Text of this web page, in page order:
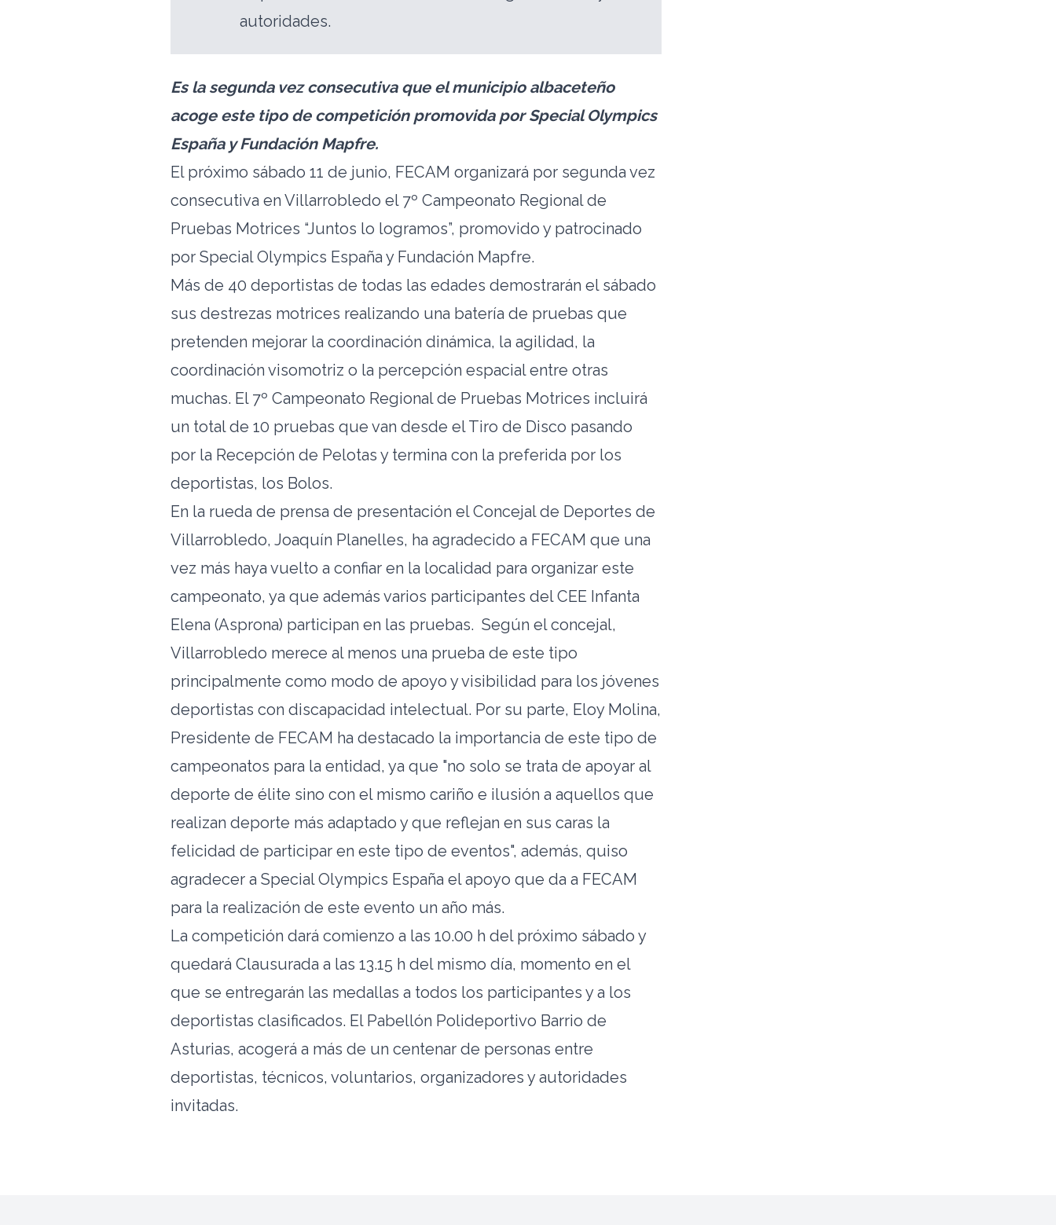
autoridades.
Es la segunda vez consecutiva que el municipio albaceteño
acoge este tipo de competición promovida por Special Olympics
España y Fundación Mapfre.
El próximo sábado 11 de junio, FECAM organizará por segunda vez
consecutiva en Villarrobledo el 7º Campeonato Regional de
Pruebas Motrices “Juntos lo logramos”, promovido y patrocinado
por Special Olympics España y Fundación Mapfre.
Más de 40 deportistas de todas las edades demostrarán el sábado
sus destrezas motrices realizando una batería de pruebas que
pretenden mejorar la coordinación dinámica, la agilidad, la
coordinación visomotriz o la percepción espacial entre otras
muchas. El 7º Campeonato Regional de Pruebas Motrices incluirá
un total de 10 pruebas que van desde el Tiro de Disco pasando
por la Recepción de Pelotas y termina con la preferida por los
deportistas, los Bolos.
En la rueda de prensa de presentación el Concejal de Deportes de
Villarrobledo, Joaquín Planelles, ha agradecido a FECAM que una
vez más haya vuelto a confiar en la localidad para organizar este
campeonato, ya que además varios participantes del CEE Infanta
Elena (Asprona) participan en las pruebas. Según el concejal,
Villarrobledo merece al menos una prueba de este tipo
principalmente como modo de apoyo y visibilidad para los jóvenes
deportistas con discapacidad intelectual. Por su parte, Eloy Molina,
Presidente de FECAM ha destacado la importancia de este tipo de
campeonatos para la entidad, ya que "no solo se trata de apoyar al
deporte de élite sino con el mismo cariño e ilusión a aquellos que
realizan deporte más adaptado y que reflejan en sus caras la
felicidad de participar en este tipo de eventos", además, quiso
agradecer a Special Olympics España el apoyo que da a FECAM
para la realización de este evento un año más.
La competición dará comienzo a las 10.00 h del próximo sábado y
quedará Clausurada a las 13.15 h del mismo día, momento en el
que se entregarán las medallas a todos los participantes y a los
deportistas clasificados. El Pabellón Polideportivo Barrio de
Asturias, acogerá a más de un centenar de personas entre
deportistas, técnicos, voluntarios, organizadores y autoridades
invitadas.